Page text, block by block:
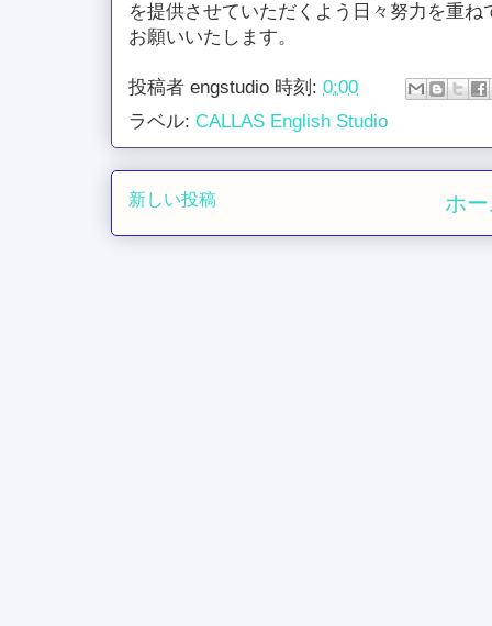
を提供させていただくよう日々努力を重
お願いいたします。
投稿者 engstudio 時刻: 0:00
ラベル: CALLAS English Studio
新しい投稿 ホ